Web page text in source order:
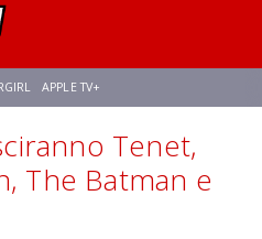
APPLE TV+
TREK AVENGERS: DOOMSDAY
Tenet,
The Batman e